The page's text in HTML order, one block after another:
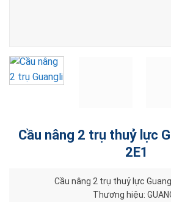
Cầu nâng 2 trụ thuỷ lực
2E1
Cầu nâng 2 trụ thuỷ lực
Thương hiệu: